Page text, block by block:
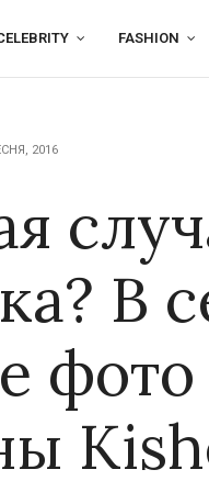
FASHION
2016
В
фото